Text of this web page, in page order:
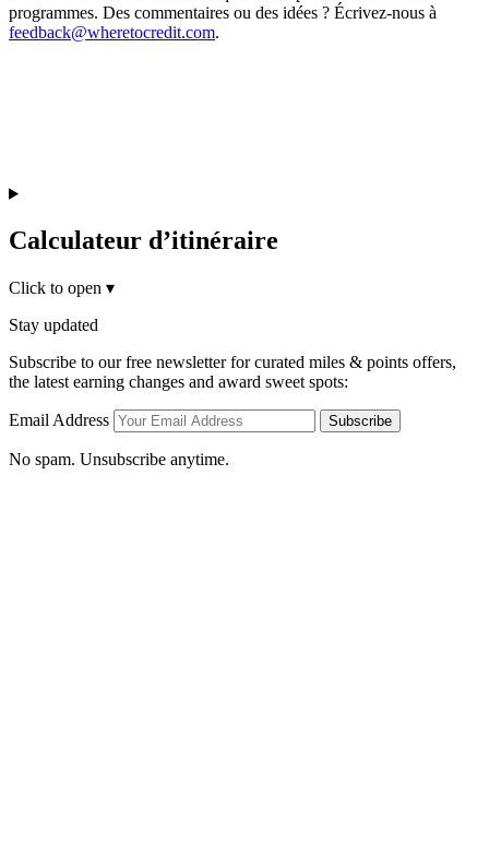
programmes. Des commentaires ou des idées ? Écrivez-nous à
feedback@wheretocredit.com.
Calculateur d’itinéraire
Click to open ▾
Stay updated
Subscribe to our free newsletter for curated miles & points offers,
the latest earning changes and award sweet spots:
Email Address Subscribe
No spam. Unsubscribe anytime.